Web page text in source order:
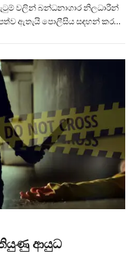
වලින් බන්ධනාගාර නිලධාරීන්
ඇතැයි පොලීසිය සඳහන් කර…
ආයුධ